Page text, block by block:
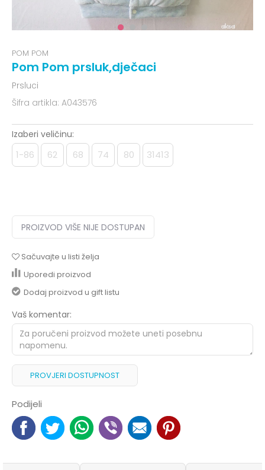
POM POM
Pom Pom prsluk,dječaci
Prsluci
Šifra artikla: A043576
Izaberi veličinu:
1-86 62 68 74 80 31413
PROIZVOD VIŠE NIJE DOSTUPAN
Sačuvajte u listi želja
Uporedi proizvod
Dodaj proizvod u gift listu
Vaš komentar:
PROVJERI DOSTUPNOST
Podijeli